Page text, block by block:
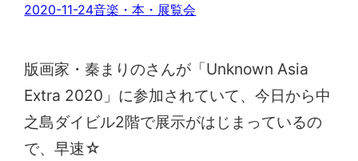
2020-11-24音楽・本・展覧会
版画家・秦まりのさんが「Unknown Asia
Extra 2020」に参加されていて、今日から中
之島ダイビル2階で展示がはじまっているの
で、早速☆